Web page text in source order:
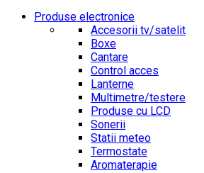
Produse electronice
Accesorii tv/satelit
Boxe
Cantare
Control acces
Lanterne
Multimetre/testere
Produse cu LCD
Sonerii
Statii meteo
Termostate
Aromaterapie